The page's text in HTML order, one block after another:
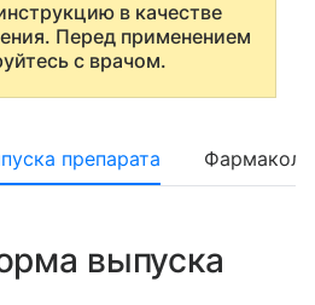
в качестве
Перед применением
с врачом.
препарата
выпуска